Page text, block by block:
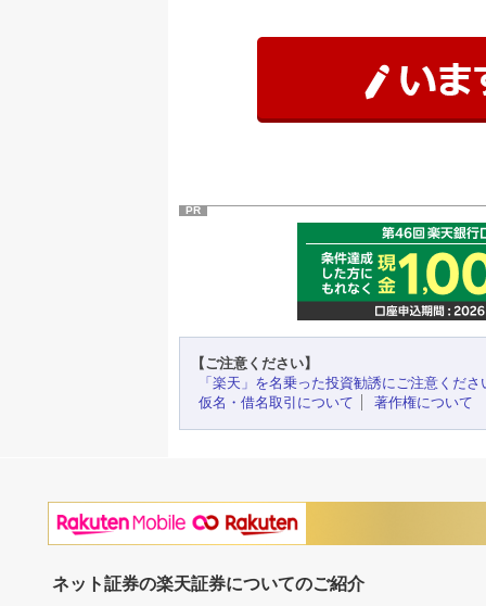
PR
【ご注意ください】
「楽天」を名乗った投資勧誘にご注意くださ
仮名・借名取引について
著作権について
ネット証券の楽天証券についてのご紹介